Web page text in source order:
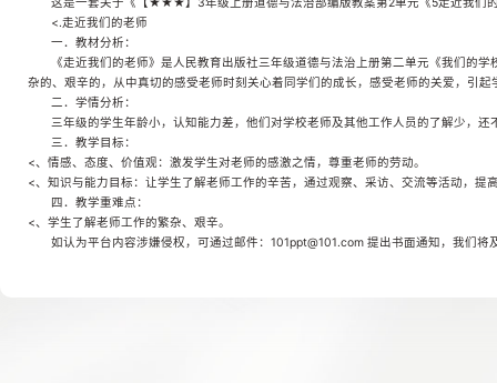
<.走近我们的老师
一．教材分析：
《走近我们的老师》是人民教育出版社三年级道德与法治上册第二单元《我们的
杂的、艰辛的，从中真切的感受老师时刻关心着同学们的成长，感受老师的关爱，引
二．学情分析：
三年级的学生年龄小，认知能力差，他们对学校老师及其他工作人员的了解少，
三．教学目标：
<、情感、态度、价值观：激发学生对老师的感激之情，尊重老师的劳动。
<、知识与能力目标：让学生了解老师工作的辛苦，通过观察、采访、交流等活动，提
四．教学重难点：
<、学生了解老师工作的繁杂、艰辛。
如认为平台内容涉嫌侵权，可通过邮件：101ppt@101.com 提出书面通知，我们将